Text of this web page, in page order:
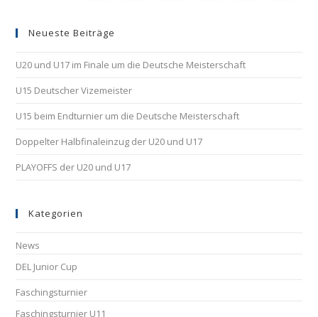
Neueste Beiträge
U20 und U17 im Finale um die Deutsche Meisterschaft
U15 Deutscher Vizemeister
U15 beim Endturnier um die Deutsche Meisterschaft
Doppelter Halbfinaleinzug der U20 und U17
PLAYOFFS der U20 und U17
Kategorien
News
DEL Junior Cup
Faschingsturnier
Faschingsturnier U11